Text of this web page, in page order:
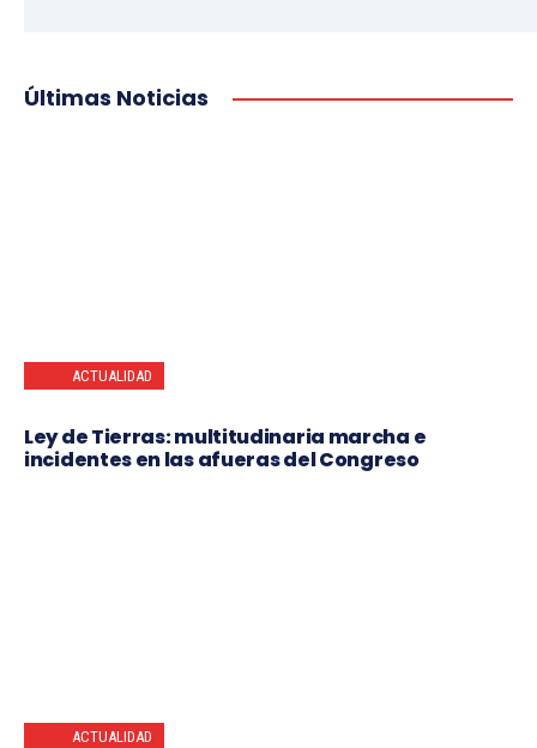
Últimas Noticias
ACTUALIDAD
Ley de Tierras: multitudinaria marcha e
incidentes en las afueras del Congreso
ACTUALIDAD